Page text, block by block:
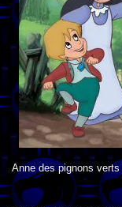
Anne des pignons verts